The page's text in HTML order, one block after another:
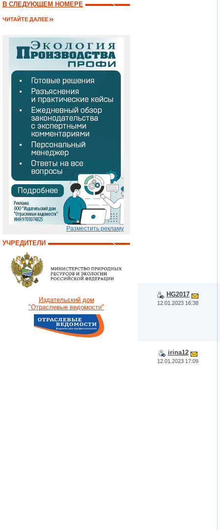
В СЛЕДУЮЩЕМ НОМЕРЕ
ЧИТАЙТЕ ДАЛЕЕ
Разместить рекламу
УЧРЕДИТЕЛИ
Издательский дом
"Отраслевые ведомости"
HG2017
12.01.2023 16:38
irina12
12.01.2023 17:09